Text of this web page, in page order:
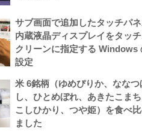
サブ画面で追加したタッチパ
内蔵液晶ディスプレイをタッ
クリーンに指定する Windows
設定
米 6銘柄（ゆめぴりか、ななつ
し、ひとめぼれ、あきたこまち
こしひかり、つや姫）を食べ
ました